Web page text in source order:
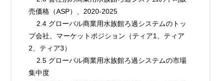
売価格（ASP）、2020-2025
プ会社、マーケットポジション（ティア1、ティア
2、ティア3）
集中度